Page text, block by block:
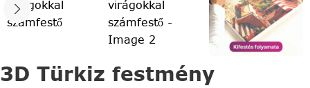
3D Türkiz festmény